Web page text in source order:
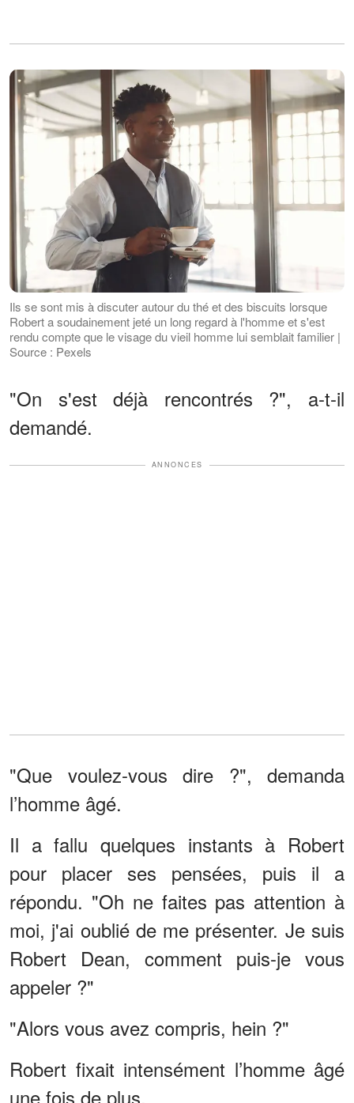
Ils se sont mis à discuter autour du thé et des biscuits lorsque
Robert a soudainement jeté un long regard à l'homme et s'est
rendu compte que le visage du vieil homme lui semblait familier |
Source : Pexels
"On s'est déjà rencontrés ?", a-t-il
demandé.
ANNONCES
"Que voulez-vous dire ?", demanda
l’homme âgé.
Il a fallu quelques instants à Robert
pour placer ses pensées, puis il a
répondu. "Oh ne faites pas attention à
moi, j'ai oublié de me présenter. Je suis
Robert Dean, comment puis-je vous
appeler ?"
"Alors vous avez compris, hein ?"
Robert fixait intensément l’homme âgé
une fois de plus.